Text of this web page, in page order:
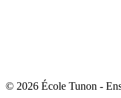
© 2026 École Tunon -